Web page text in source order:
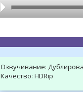
Озвучивание:
Качество: HDRip